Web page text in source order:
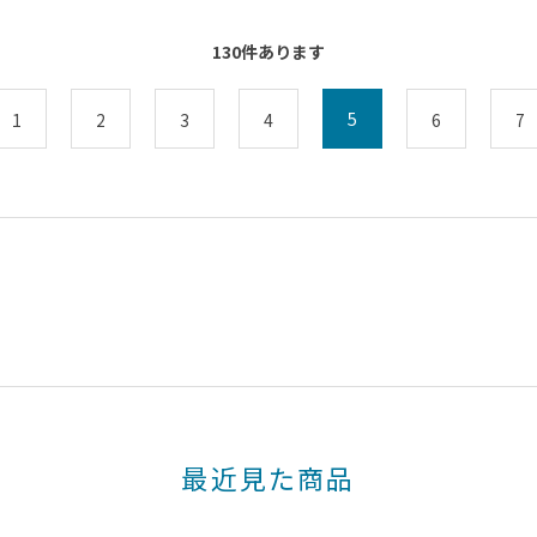
130件あります
1 2 3 4 5 6 7
最近見た商品